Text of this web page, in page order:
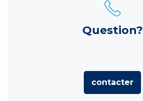
Question?
contacter